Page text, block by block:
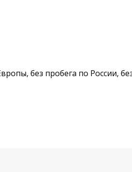
без пробега по России,